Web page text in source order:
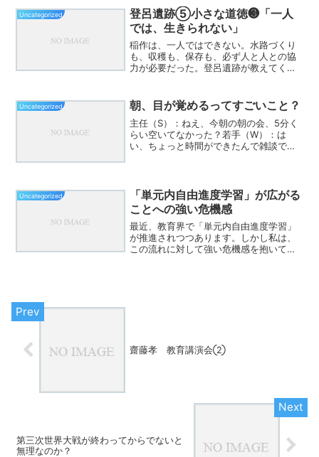
あるの？ 教員こ...
Uncategorized
登呂遺跡⑤小さな道徳❸「一人
では、生きられない」
稲作は、一人ではできない。水路づくり
も、収穫も、保存も、必ず人と人との協
力が必要だった。登呂遺跡が教えてくれ
発問（30秒） • 今日一日で、誰かの助け
を借りた場面はあっ...
Uncategorized 朝、目が覚めるってすごいこと？
主任（S）：ねえ、今朝の朝の会、5分く
らい空いてなかった？若手（W）：は
い、ちょっと時間ができたんで雑談でも
る、日常にある道徳」っ...
Uncategorized
「単元内自由進度学習」が広がる
ことへの強い危機感
最近、教育界で「単元内自由進度学習」
が推進されつつあります。しかし私は、
この流れに対して強い危機感を抱いてい
齋藤孝 教育講演会②
第三次世界大戦が終わってからでないと
無理なのか？